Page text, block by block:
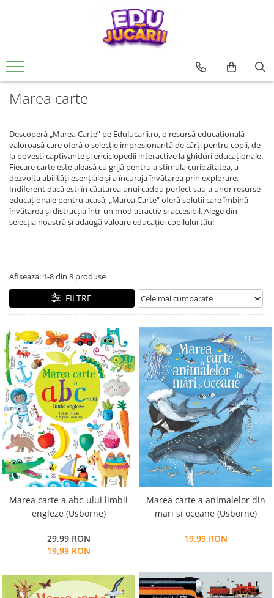
0 - 3 ani
3 - 6 ani
6 - 9 ani
9 - 12 ani
pentru FETE
pentru BAIETI
Jucarii si jocuri educative
Jucarii si activitati Montessori si
Jucarii din lemn
Jucarii educative
Jocuri de indemanare si
dexteritate
Jocuri de memorie, inteligenta si
asociere
Puzzle
Magnetic
Alfabet si matematica
Jocuri de memorie si inteligenta
Creative
Seturi de constructie
Pictura si desen
Jocuri de pescuit
Muzicale
Jocuri pentru margelit si siteruit
Jucarii antistres
LEGO
CARTI PENTRU COPII
Usborne
Editura Univers Enciclopedic
Colectia Unicornii magici
Colectia Ucenicul vrajitor
Colectia Hotii luminii
Colectia Tafiti – povești educative și
ilustrate pentru copii 5-7 ani
Colectia Cauta si Gaseste
Povesti diverse
Editura ALL
Colectia FANNI. Dezvoltare
Osman Yavaș
Seria Lectia de sanatate
Editura Litera
Colectia PIXI
Pisicile Războinice
Colectia Pia Papadia
Colectia Micul Paianjen Firicel
Atlase Enciclopedii
Marea carte
Papusi si accesorii
Ateliere si bancuri de lucru
Vehicule
Figurine
Set joaca doctor
Motrice si senzoriale
Dentitie
Centre de activitati
Antemergatoare si premergatoare
Cuburi si caramizi
Zornaitoare
Rechizite si papatarie
Rechizite Creative
Marea carte
Descoperă „Marea Carte” pe EduJucarii.ro, o resursă educațională
valoroasă care oferă o selecție impresionantă de cărți pentru copii, de
la povești captivante și enciclopedii interactive la ghiduri educaționale.
Fiecare carte este aleasă cu grijă pentru a stimula curiozitatea, a
dezvolta abilități esențiale și a încuraja învățarea prin explorare.
Indiferent dacă ești în căutarea unui cadou perfect sau a unor resurse
educaționale pentru acasă, „Marea Carte” oferă soluții care îmbină
învățarea și distracția într-un mod atractiv și accesibil. Alege din
selecția noastră și adaugă valoare educației copilului tău!
Afiseaza: 1-8din 8 produse
FILTRE
Marea carte a abc-ului limbii
engleze (Usborne)
29,99 RON
19,99 RON
Marea carte a animalelor din
mari si oceane (Usborne)
19,99 RON